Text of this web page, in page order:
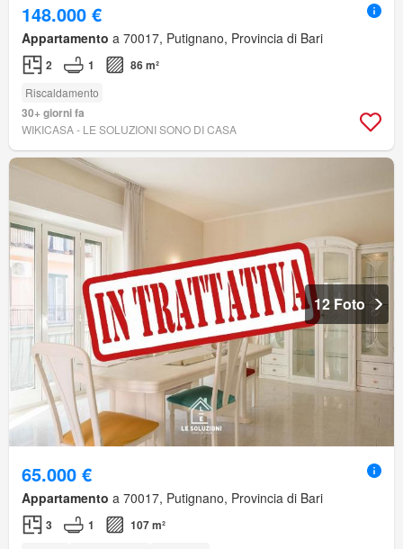
148.000 €
Appartamento a 70017, Putignano, Provincia di Bari
2 1 86 m²
Riscaldamento
30+ giorni fa
WIKICASA - LE SOLUZIONI SONO DI CASA
12 Foto
65.000 €
Appartamento a 70017, Putignano, Provincia di Bari
3 1 107 m²